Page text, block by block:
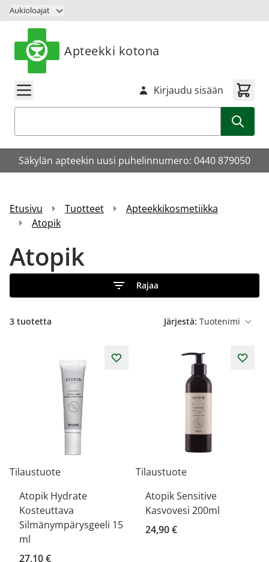
Siirry sisältöön
Aukioloajat
Apteekki kotona
Kirjaudu sisään
Säkylän apteekin uusi puhelinnumero: 0440 879050
Etusivu Tuotteet
Apteekkikosmetiikka
Atopik
Atopik
Rajaa
3 tuotetta Järjestä:
Tilaustuote
Atopik Hydrate
Kosteuttava
Silmänympärysgeeli 15
ml
27,10 €
Tilaustuote
Atopik Sensitive
Kasvovesi 200ml
24,90 €